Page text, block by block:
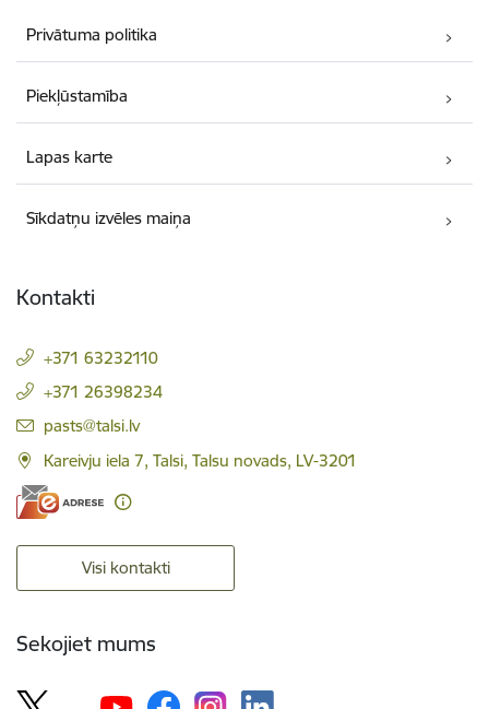
Privātuma politika
Piekļūstamība
Lapas karte
Sīkdatņu izvēles maiņa
Kontakti
+371 63232110
+371 26398234
E-pasts:
pasts@talsi.lv
Kareivju iela 7, Talsi, Talsu novads, LV-3201
Visi kontakti
Sekojiet mums